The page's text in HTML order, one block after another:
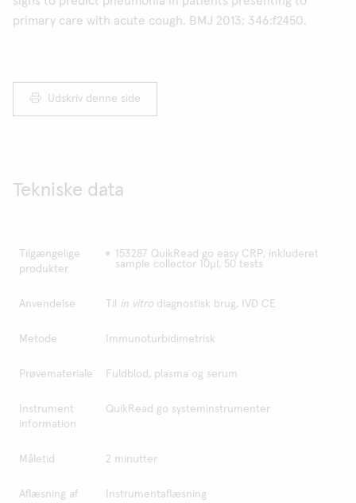
primary care with acute cough. BMJ 2013; 346:f2450.
Udskriv denne side
Tekniske data
Tilgængelige
produkter
153287 QuikRead go easy CRP, inkluderet
sample collector 10µl, 50 tests
Anvendelse Til in vitro diagnostisk brug, IVD CE
Metode Immunoturbidimetrisk
Prøvemateriale Fuldblod, plasma og serum
Instrument
information
QuikRead go systeminstrumenter
Måletid 2 minutter
Aflæsning af
Instrumentaflæsning